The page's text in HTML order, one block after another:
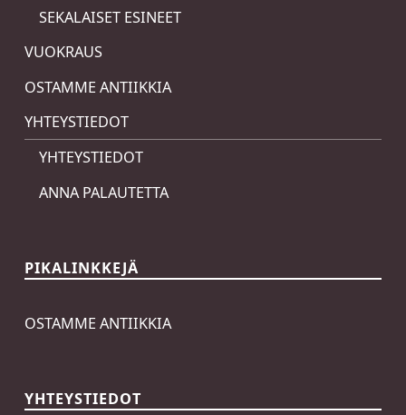
SEKALAISET ESINEET
VUOKRAUS
OSTAMME ANTIIKKIA
YHTEYSTIEDOT
YHTEYSTIEDOT
ANNA PALAUTETTA
PIKALINKKEJÄ
OSTAMME ANTIIKKIA
YHTEYSTIEDOT